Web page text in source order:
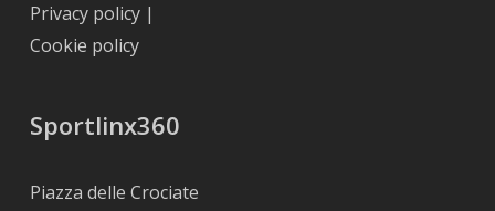
Privacy policy|
Cookie policy
Sportlinx360
Piazza delle Crociate